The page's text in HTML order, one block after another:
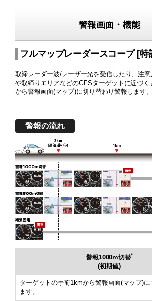
警報画面・機能
フルマップレーダースコープ [特
取締レーダー波/レーザー光を受信したり、注
や取締りエリアなどのGPSターゲットに近づく
から警報画面(マップ)に切り替わり警報します。
警報の流れ
警報1000m切替*
(初期値)
ターゲットの手前1kmから警報画面(マップ)に
ます。